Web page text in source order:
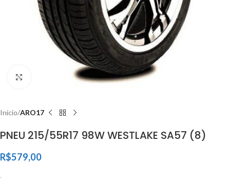
Clique para ampliar
Início ARO17
PNEU 215/55R17 98W WESTLAKE SA57 (8)
R$579,00
.